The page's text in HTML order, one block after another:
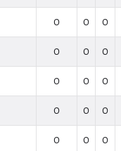
0 0 0
0 0 0
0 0 0
0 0 0
0 0 0